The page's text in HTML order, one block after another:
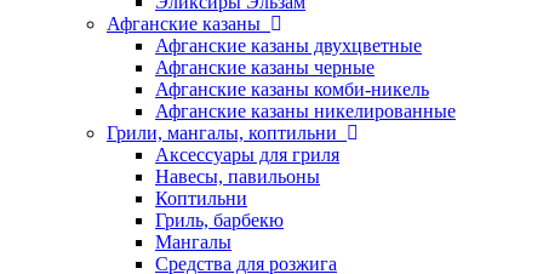
Афганские казаны
Афганские казаны двухцветные
Афганские казаны черные
Афганские казаны комби-никель
Афганские казаны никелированные
Грили, мангалы, коптильни
Аксессуары для гриля
Навесы, павильоны
Коптильни
Гриль, барбекю
Мангалы
Средства для розжига